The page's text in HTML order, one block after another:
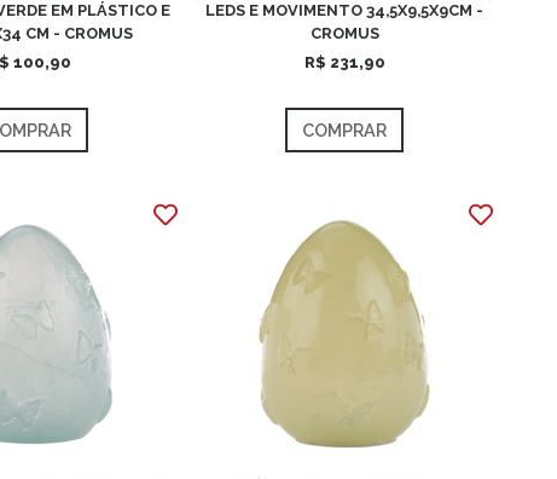
EM PLÁSTICO E
CM - CROMUS
100,90
LEDS E MOVIMENTO 34,5X9,5X9CM -
CROMUS
R$ 231,90
COMPRAR